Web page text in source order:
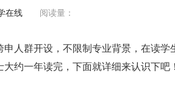
在线 阅读量：
人群开设，不限制专业背景，在读学
约一年读完，下面就详细来认识下吧！